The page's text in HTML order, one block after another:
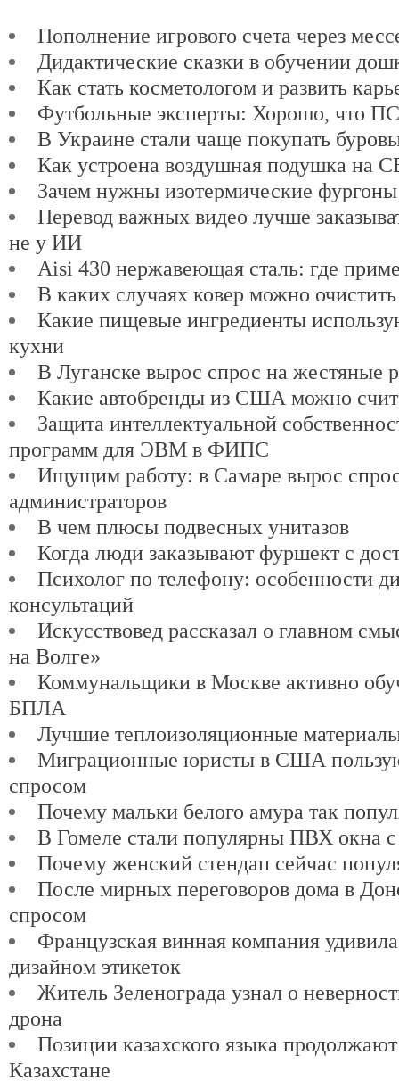
Пополнение игрового счета через
Дидактические сказки в обучении
Как стать косметологом и развить
Футбольные эксперты: Хорошо, что
В Украине стали чаще покупать
Как устроена воздушная подушка на
Зачем нужны изотермические фургоны
Перевод важных видео лучше
не у ИИ
Aisi 430 нержавеющая сталь: где
В каких случаях ковер можно
Какие пищевые ингредиенты
кухни
В Луганске вырос спрос на жестяные
Какие автобренды из США можно
Защита интеллектуальной
программ для ЭВМ в ФИПС
Ищущим работу: в Самаре вырос
администраторов
В чем плюсы подвесных унитазов
Когда люди заказывают фуршект с
Психолог по телефону: особенности
консультаций
Искусствовед рассказал о главном
на Волге»
Коммунальщики в Москве активно
БПЛА
Лучшие теплоизоляционные
Миграционные юристы в США
спросом
Почему мальки белого амура так
В Гомеле стали популярны ПВХ окна с
Почему женский стендап сейчас
После мирных переговоров дома в
спросом
Французская винная компания
дизайном этикеток
Житель Зеленограда узнал о
дрона
Позиции казахского языка
Казахстане